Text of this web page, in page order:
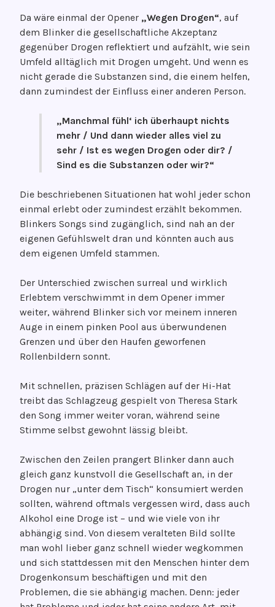
a
m
1
2
.
J
0
2
3
o
v
e
Da wäre einmal der Opener „Wegen Drogen“, auf
dem Blinker die gesellschaftliche Akzeptanz
gegenüber Drogen reflektiert und aufzählt, wie sein
Umfeld alltäglich mit Drogen umgeht. Und wenn es
nicht gerade die Substanzen sind, die einem helfen,
dann zumindest der Einfluss einer anderen Person.
„Manchmal fühl‘ ich überhaupt nichts
mehr / Und dann wieder alles viel zu
sehr / Ist es wegen Drogen oder dir? /
Sind es die Substanzen oder wir?“
Die beschriebenen Situationen hat wohl jeder schon
einmal erlebt oder zumindest erzählt bekommen.
Blinkers Songs sind zugänglich, sind nah an der
eigenen Gefühlswelt dran und könnten auch aus
dem eigenen Umfeld stammen.
Der Unterschied zwischen surreal und wirklich
Erlebtem verschwimmt in dem Opener immer
weiter, während Blinker sich vor meinem inneren
Auge in einem pinken Pool aus überwundenen
Grenzen und über den Haufen geworfenen
Rollenbildern sonnt.
Mit schnellen, präzisen Schlägen auf der Hi-Hat
treibt das Schlagzeug gespielt von Theresa Stark
den Song immer weiter voran, während seine
Stimme selbst gewohnt lässig bleibt.
Zwischen den Zeilen prangert Blinker dann auch
gleich ganz kunstvoll die Gesellschaft an, in der
Drogen nur „unter dem Tisch“ konsumiert werden
sollten, während oftmals vergessen wird, dass auch
Alkohol eine Droge ist – und wie viele von ihr
abhängig sind. Von diesem veralteten Bild sollte
man wohl lieber ganz schnell wieder wegkommen
und sich stattdessen mit den Menschen hinter dem
Drogenkonsum beschäftigen und mit den
Problemen, die sie abhängig machen. Denn: jeder